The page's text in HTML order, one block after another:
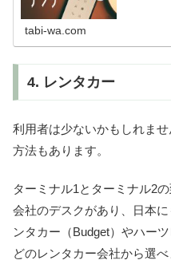
tabi-wa.com
4. レンタカー
利用者は少ないかもしれませ
方法もあります。
ターミナル1とターミナル2
会社のデスクがあり、日本
ンタカー（Budget）やハー
どのレンタカー会社から選べ